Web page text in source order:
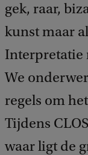
gek, raar,
kunst maar
Interpretatie
We
regels om
Tijdens
waar ligt de